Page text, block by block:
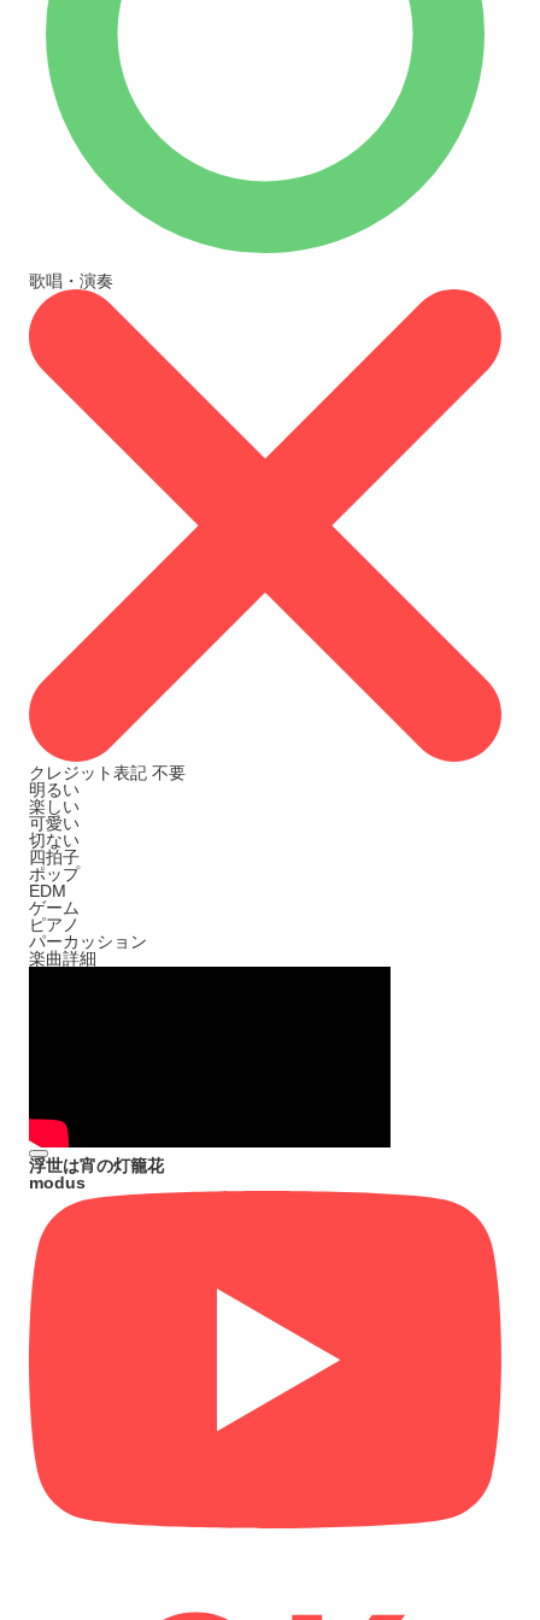
歌唱・演奏
クレジット表記 不要
明るい
楽しい
可愛い
切ない
四拍子
ポップ
EDM
ゲーム
ピアノ
パーカッション
楽曲詳細
浮世は宵の灯籠花
modus